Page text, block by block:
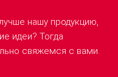
нашу продукцию,
идеи? Тогда
свяжемся с вами.